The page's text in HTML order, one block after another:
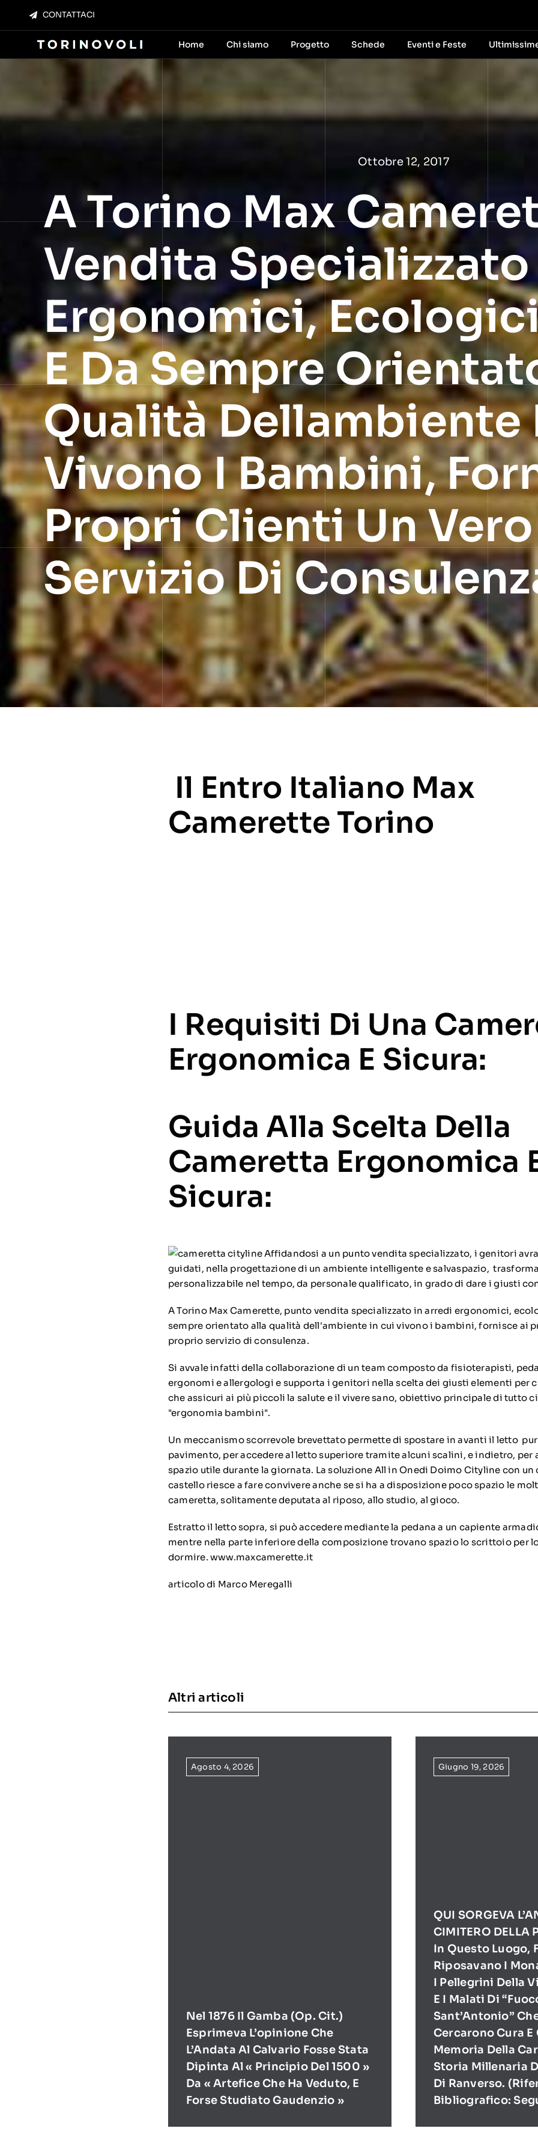
contenuto
CONTATTACI
Home Chi siamo Progetto Schede Eventi e Feste
Ottobre 12, 2017
A Torino Max
Vendita
Ergonomici,
E Da Sempre
Qualità Dellambiente
Vivono I Bambini,
Propri Clienti Un
Servizio Di
Il Entro Italiano Max
Camerette Torino
I Requisiti Di Una
Ergonomica E Sicura:
Guida Alla Scelta Della
Cameretta Ergonomica
Sicura:
Affidandosi a un punto vendita specializzato, i genitori
guidati, nella progettazione di un ambiente intelligente e salvaspazio,
personalizzabile nel tempo, da personale qualificato, in grado di dare i giusti
A Torino Max Camerette, punto vendita specializzato in arredi ergonomici,
sempre orientato alla qualità dell'ambiente in cui vivono i bambini, fornisce ai
proprio servizio di consulenza.
Si avvale infatti della collaborazione di un team composto da fisioterapisti,
ergonomi e allergologi e supporta i genitori nella scelta dei giusti elementi per
che assicuri ai più piccoli la salute e il vivere sano, obiettivo principale di tutto
"ergonomia bambini".
Un meccanismo scorrevole brevettato permette di spostare in avanti il letto pur
pavimento, per accedere al letto superiore tramite alcuni scalini, e indietro, per
spazio utile durante la giornata. La soluzione All in Onedi Doimo Cityline con
castello riesce a fare convivere anche se si ha a disposizione poco spazio le
cameretta, solitamente deputata al riposo, allo studio, al gioco.
Estratto il letto sopra, si può accedere mediante la pedana a un capiente
mentre nella parte inferiore della composizione trovano spazio lo scrittoio per
dormire. www.maxcamerette.it
articolo di Marco Meregalli
Altri articoli
Agosto 4, 2026
Nel 1876 Il Gamba (op. Cit.)
Esprimeva L’opinione Che
L’Andata Al Calvario Fosse Stata
Dipinta Al « Principio Del 1500 »
Da « Artefice Che Ha Veduto, E
Forse Studiato Gaudenzio »
Giugno 19, 2026
QUI SORGEVA
CIMITERO DELLA
In Questo Luogo,
Riposavano I
I Pellegrini Della
E I Malati Di
Sant’Antonio”
Cercarono Cura
Memoria Della
Storia Millenaria
Di Ranverso.
Bibliografico: